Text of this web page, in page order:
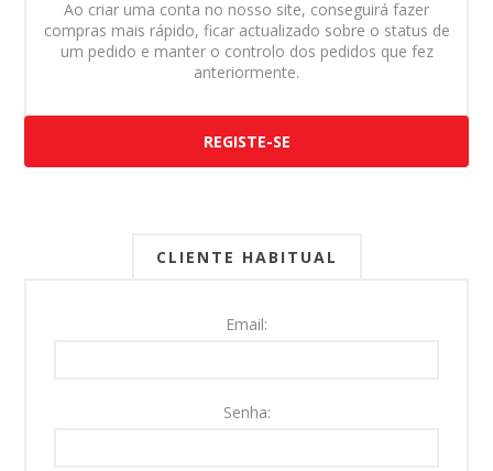
Ao criar uma conta no nosso site, conseguirá fazer
compras mais rápido, ficar actualizado sobre o status de
um pedido e manter o controlo dos pedidos que fez
anteriormente.
REGISTE-SE
CLIENTE HABITUAL
Email:
Senha: